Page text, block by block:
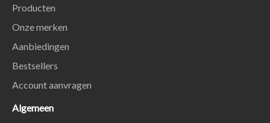
Producten
Onze merken
Aanbiedingen
Bestsellers
Account aanvragen
Algemeen